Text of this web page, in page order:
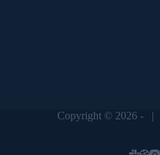
Copyright © 2026 - |